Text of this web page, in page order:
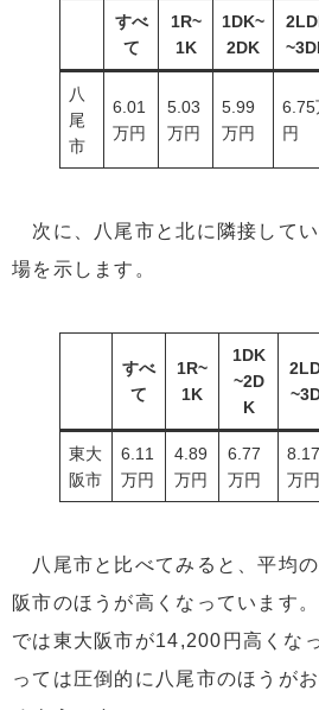
すべ
て
1R~
1K
1DK~
2DK
八
尾
市
6.01
万円
5.03
万円
5.99
万円
6.75
円
次に、八尾市と北に隣接して
場を示します。
すべ
て
1R~
1K
1DK
~2D
K
東大
阪市
6.11
万円
4.89
万円
6.77
万円
8.17
万円
八尾市と比べてみると、平均
阪市のほうが高くなっています
では東大阪市が14,200円高くな
っては圧倒的に八尾市のほうが